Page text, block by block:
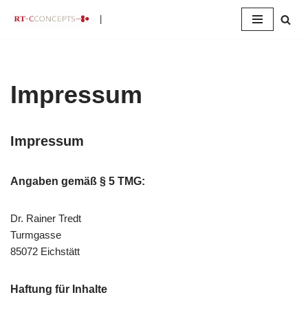
Impressum
Impressum
Angaben gemäß § 5 TMG:
Dr. Rainer Tredt
Turmgasse
85072 Eichstätt
Haftung für Inhalte